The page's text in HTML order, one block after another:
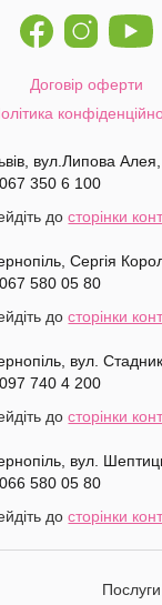
Договір оферти
Послуги
вул.Липова
350 6 100
досторінки
Сергія
580 05 80
досторінки
вул.
740 4 200
досторінки
вул.
580 05 80
досторінки